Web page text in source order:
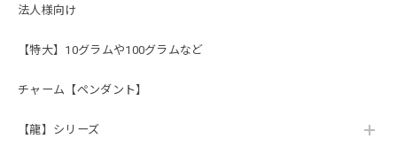
法人様向け
【特大】10グラムや100グラムなど
チャーム【ペンダント】
【龍】シリーズ